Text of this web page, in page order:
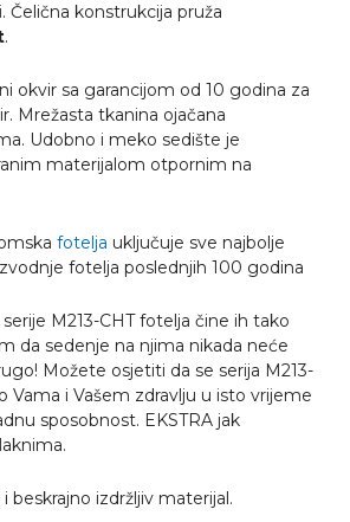
Čelična konstrukcija pruža
.
okvir sa garancijom od 10 godina za
Mrežasta tkanina ojačana
Udobno i meko sedište je
materijalom otpornim na
fotelja uključuje sve najbolje
fotelja poslednjih 100 godina
M213-CHT fotelja čine ih tako
da sedenje na njima nikada neće
Možete osjetiti da se serija M213-
Vama i Vašem zdravlju u isto vrijeme
sposobnost. EKSTRA jak
beskrajno izdržljiv materijal.